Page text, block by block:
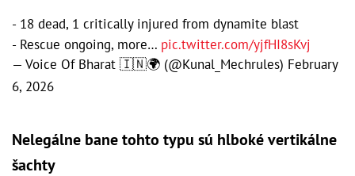
- 18 dead, 1 critically injured from dynamite blast
- Rescue ongoing, more… pic.twitter.com/yjfHI8sKvj
— Voice Of Bharat 🇮🇳🌍 (@Kunal_Mechrules) February
6, 2026
Nelegálne bane tohto typu sú hlboké vertikálne
šachty